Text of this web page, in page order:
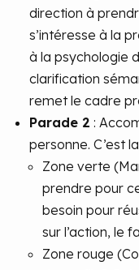
direction à
s’intéresse à la
à la psychologie
clarification
remet le cadre
Parade 2 :
personne. C’est
Zone verte
prendre pour
besoin pour
sur l’action, le
Zone rouge